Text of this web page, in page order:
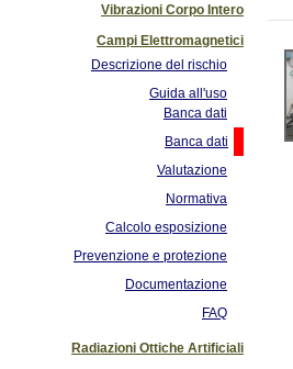
Vibrazioni Corpo Intero
Campi Elettromagnetici
Descrizione del rischio
Guida all'uso
Banca dati
Banca dati
Valutazione
Normativa
Calcolo esposizione
Prevenzione e protezione
Documentazione
FAQ
Radiazioni Ottiche Artificiali